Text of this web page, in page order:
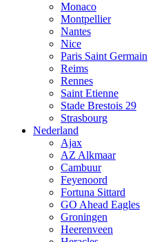
Monaco
Montpellier
Nantes
Nice
Paris Saint Germain
Reims
Rennes
Saint Etienne
Stade Brestois 29
Strasbourg
Nederland
Ajax
AZ Alkmaar
Cambuur
Feyenoord
Fortuna Sittard
GO Ahead Eagles
Groningen
Heerenveen